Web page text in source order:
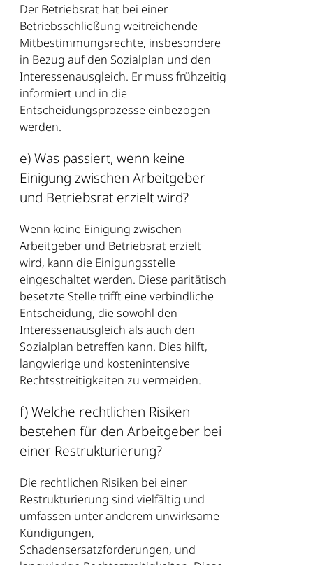
Der Betriebsrat hat bei einer
Betriebsschließung weitreichende
Mitbestimmungsrechte, insbesondere
in Bezug auf den Sozialplan und den
Interessenausgleich. Er muss frühzeitig
informiert und in die
Entscheidungsprozesse einbezogen
werden.
e) Was passiert, wenn keine
Einigung zwischen Arbeitgeber
und Betriebsrat erzielt wird?
Wenn keine Einigung zwischen
Arbeitgeber und Betriebsrat erzielt
wird, kann die Einigungsstelle
eingeschaltet werden. Diese paritätisch
besetzte Stelle trifft eine verbindliche
Entscheidung, die sowohl den
Interessenausgleich als auch den
Sozialplan betreffen kann. Dies hilft,
langwierige und kostenintensive
Rechtsstreitigkeiten zu vermeiden.
f) Welche rechtlichen Risiken
bestehen für den Arbeitgeber bei
einer Restrukturierung?
Die rechtlichen Risiken bei einer
Restrukturierung sind vielfältig und
umfassen unter anderem unwirksame
Kündigungen,
Schadensersatzforderungen, und